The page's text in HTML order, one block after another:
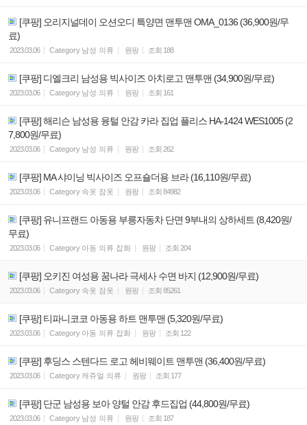
[쿠팡] 오리지널데이 오션오디 특양면 맨투맨 OMA_0136 (36,900원/무
료)
2023.03.06 Category 남성 의류 원팡 조회 188
[쿠팡] 디엘크리 남성용 빅사이즈 아치로고 맨투맨 (34,900원/무료)
2023.03.06 Category 남성 의류 원팡 조회 161
[쿠팡] 해리슨 남성용 융털 안감 카라 집업 플리스 HA-1424 WES1005 (2
7,800원/무료)
2023.03.06 Category 남성 의류 원팡 조회 262
[쿠팡] MA 샤이닝 빅사이즈 오프숄더용 브라 (16,110원/무료)
2023.03.06 Category 속옷 잠옷 원팡 조회 84982
[쿠팡] 유니프랜드 아동용 부릉자동차 단면 9부내의 상하세트 (8,420원/
무료)
2023.03.06 Category 아동 의류 잡화 원팡 조회 204
[쿠팡] 오키진 여성용 꿈나라 극세사 수면 바지 (12,900원/무료)
2023.03.06 Category 속옷 잠옷 원팡 조회 85261
[쿠팡] 티파니코코 아동용 하트 맨투맨 (5,320원/무료)
2023.03.06 Category 아동 의류 잡화 원팡 조회 122
[쿠팡] 후딩스 스텐다드 로고 헤비웨이트 맨투맨 (36,400원/무료)
2023.03.06 Category 캐쥬얼 의류 원팡 조회 177
[쿠팡] 단군 남성용 보아 양털 안감 후드집업 (44,800원/무료)
2023.03.06 Category 남성 의류 원팡 조회 187